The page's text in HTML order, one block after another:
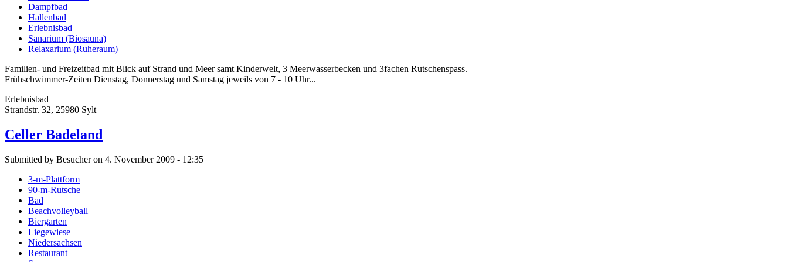
Dampfbad
Hallenbad
Erlebnisbad
Sanarium (Biosauna)
Relaxarium (Ruheraum)
Familien- und Freizeitbad mit Blick auf Strand und Meer samt Kinderwelt, 3 Meerwasserbecken und 3fachen Rutschenspass.
Frühschwimmer-Zeiten Dienstag, Donnerstag und Samstag jeweils von 7 - 10 Uhr...
Erlebnisbad
Strandstr. 32, 25980 Sylt
Celler Badeland
Submitted by Besucher on 4. November 2009 - 12:35
3-m-Plattform
90-m-Rutsche
Bad
Beachvolleyball
Biergarten
Liegewiese
Niedersachsen
Restaurant